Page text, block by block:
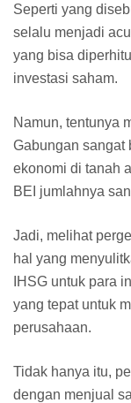
Seperti yang
selalu menjadi
yang bisa
investasi saham.
Namun, tentunya
Gabungan sangat
ekonomi di tanah
BEI jumlahnya
Jadi, melihat
hal yang
IHSG untuk para
yang tepat untuk
perusahaan.
Tidak hanya itu,
dengan menjual